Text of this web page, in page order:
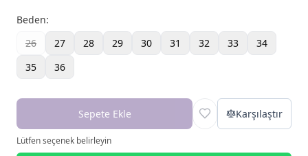
Beden:
26
27 28 29 30 31 32 33
34
35
36
Sepete Ekle Karşılaştır
Lütfen seçenek belirleyin